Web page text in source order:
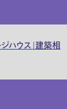
ハウス」建築相